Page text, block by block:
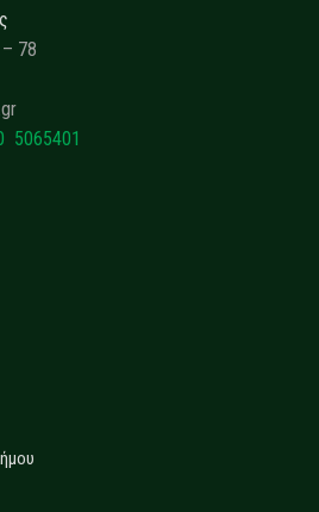
78
5065401